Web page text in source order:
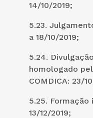
14/10/2019;
5.23.
a 18/10/2019;
5.24.
homologado
COMDICA: 23/
5.25. Formação
13/12/2019;